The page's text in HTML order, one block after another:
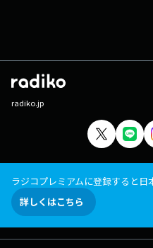
radiko.jp
ラジコプレミアムに登録すると
詳しくはこちら